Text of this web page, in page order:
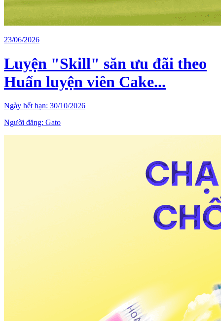
23/06/2026
Luyện "Skill" săn ưu đãi theo
Huấn luyện viên Cake...
Ngày hết hạn: 30/10/2026
Người đăng: Gato